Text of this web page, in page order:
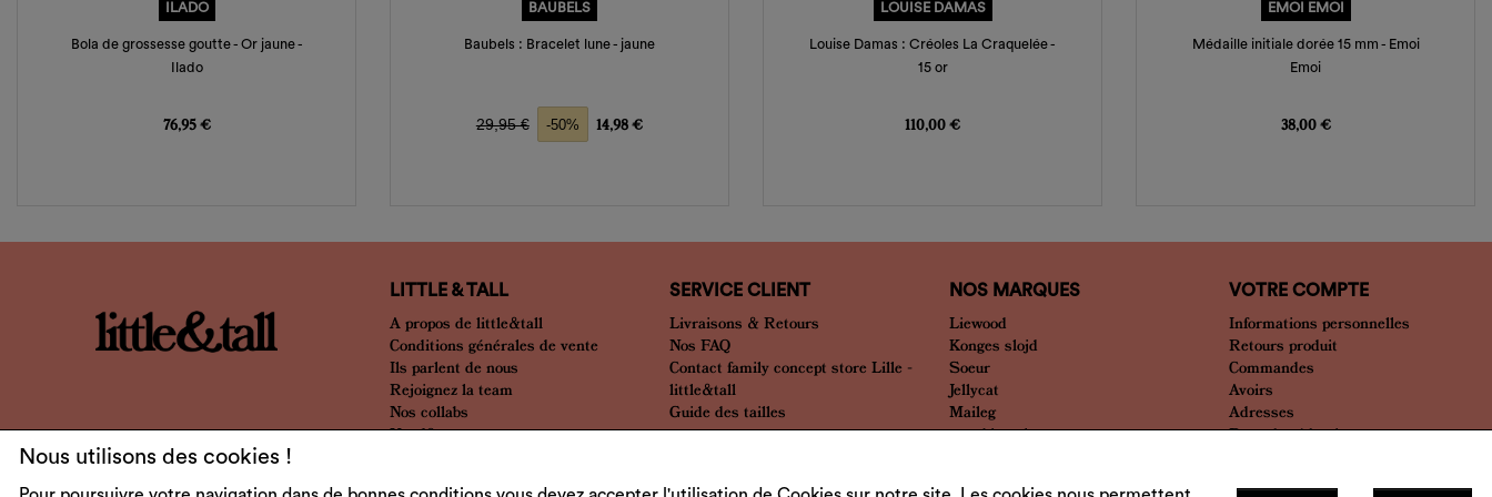
ILADO
Bola de grossesse goutte - Or jaune -
Ilado
76,95 €
BAUBELS
Baubels : Bracelet lune - jaune
Prix de base
29,95 € -50% 14,98 €
LOUISE DAMAS
Louise Damas : Créoles La Craquelée -
15 or
110,00 €
EMOI EMOI
Médaille initiale dorée 15 mm - Emoi
Emoi
38,00 €
LITTLE & TALL
A propos de little&tall
Conditions générales de vente
Ils parlent de nous
Rejoignez la team
Nos collabs
Nos 10 ans
SERVICE CLIENT
Livraisons & Retours
Nos FAQ
Contact family concept store Lille -
little&tall
Guide des tailles
NOS MARQUES
Liewood
Konges slojd
Soeur
Jellycat
Maileg
... et bien plus
VOTRE COMPTE
Informations personnelles
Retours produit
Commandes
Avoirs
Adresses
Bons de réduction
Nous utilisons des cookies !